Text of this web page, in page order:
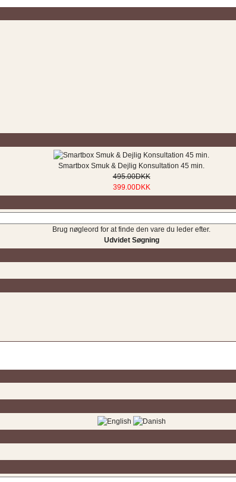
Smartbox Smuk & Dejlig Konsultation 45 min.
495.00DKK
399.00DKK
Brug nøgleord for at finde den vare du leder efter.
Udvidet Søgning